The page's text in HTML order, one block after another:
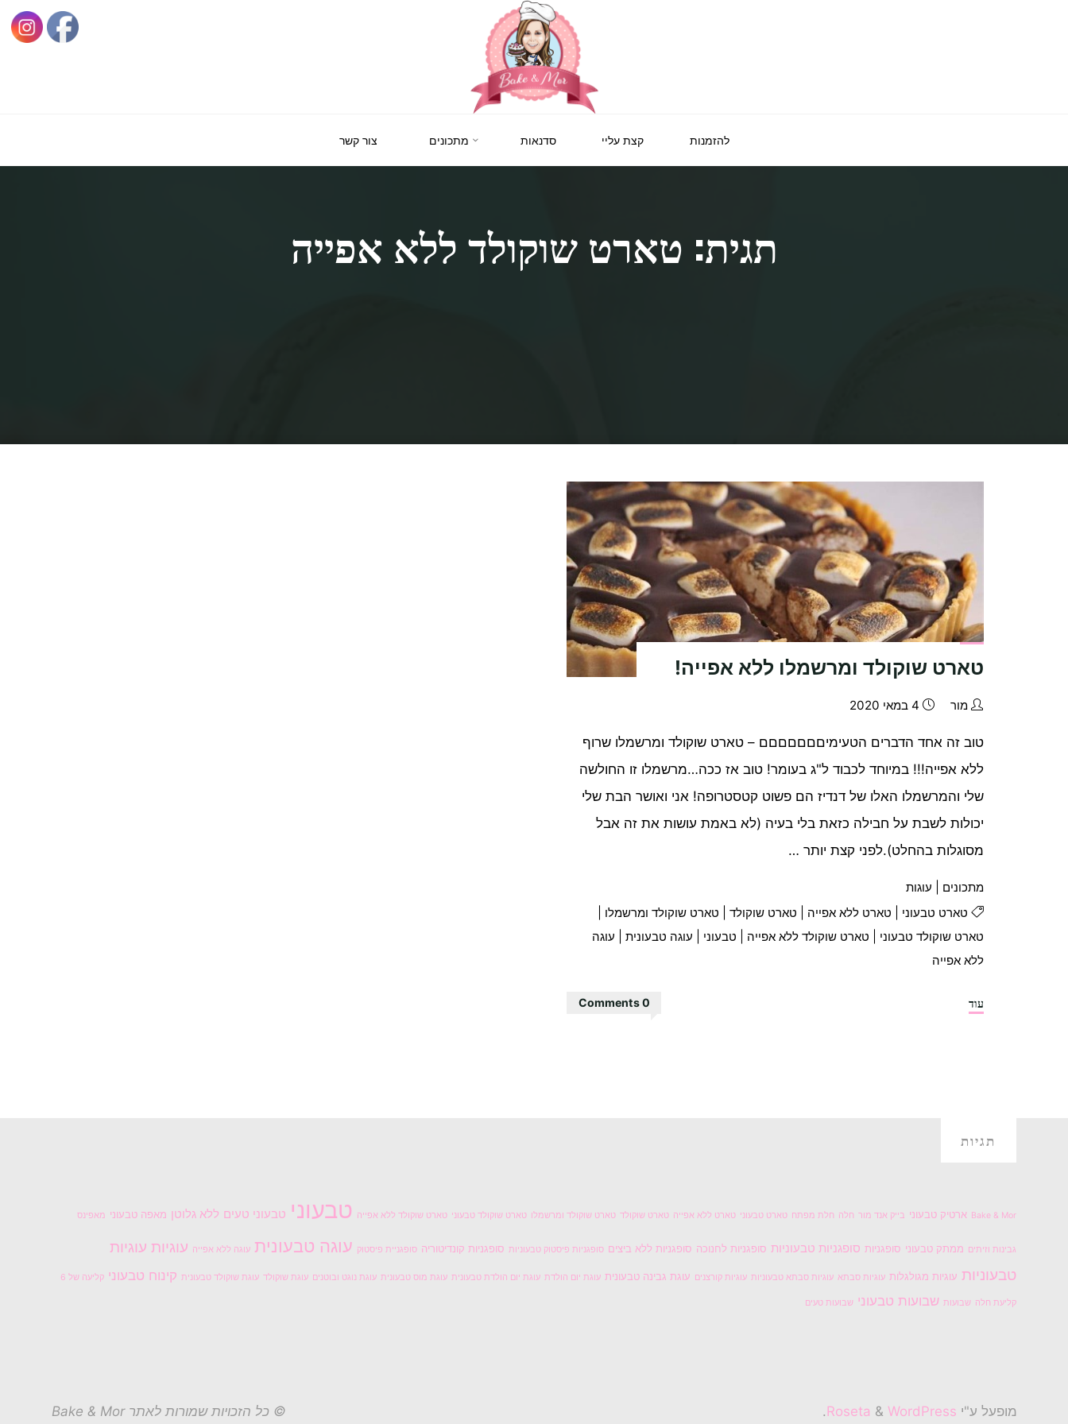
BAKE
&
קונדיטוריה
לילדים
הקונדיטור
הצעיר.
להזמנות קצת עליי סדנאות מתכונים צור קשר
תגית: טארט שוקולד ללא אפייה
טארט שוקולד ומרשמלו ללא אפייה!
מור 4 במאי 2020
טוב זה אחד הדברים הטעימיםםםםםםם – טארט שוקולד ומרשמלו שרוף
ללא אפייה!!! במיוחד לכבוד ל"ג בעומר! טוב אז ככה…מרשמלו זו החולשה
שלי והמרשמלו האלו של דנדיז הם פשוט קטסטרופה! אני ואושר הבת שלי
יכולות לשבת על חבילה כזאת בלי בעיה (לא באמת עושות את זה אבל
מסוגלות בהחלט).לפני קצת יותר …
מתכונים
עוגות
טארט טבעוני
טארט ללא אפייה טארט שוקולד| טארט שוקולד ומרשמלו
טארט שוקולד טבעוני
טארט שוקולד ללא אפייה טבעוני עוגה טבעונית| עוגה
ללא אפייה
עוד"טארט
0 Comments
תגיות
Bake & Mor ארטיק טבעוני בייק אנד מור חלה חלת מפתח טארט טבעוני טארט ללא אפייה טארט שוקולד טארט שוקולד ומרשמלו טארט שוקולד טבעוני טארט שוקולד ללא אפייה טבעוני טבעוני טעים ללא גלוטן מאפה טבעוני מאפינס
גבינות וזיתים ממתק טבעוני סופגניות סופגניות טבעוניות סופגניות לחנוכה סופגניות ללא ביצים סופגניות פיסטוק טבעוניות סופגניות קונדיטוריה סופגניית פיסטוק עוגה טבעונית עוגה ללא אפייה עוגיות עוגיות
טבעוניות עוגיות מגולגלות עוגיות סבתא עוגיות סבתא טבעוניות עוגיות קורצנים עוגת גבינה טבעונית עוגת יום הולדת עוגת יום הולדת טבעונית עוגת מוס טבעונית עוגת נוגט ובוטנים עוגת שוקולד עוגת שוקולד טבעונית קינוח טבעוני קליעה של 6
קליעת חלה שבועות שבועות טבעוני שבועות טעים
מופעל ע"י & WordPress
. © כל הזכויות שמורות לאתר Bake & Mor